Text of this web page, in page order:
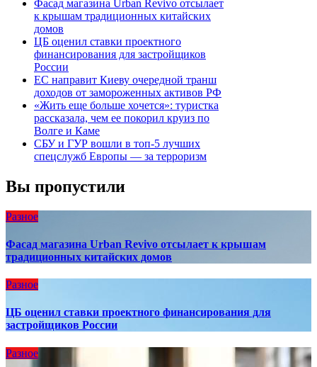
Фасад магазина Urban Revivo отсылает
к крышам традиционных китайских
домов
ЦБ оценил ставки проектного
финансирования для застройщиков
России
ЕС направит Киеву очередной транш
доходов от замороженных активов РФ
«Жить еще больше хочется»: туристка
рассказала, чем ее покорил круиз по
Волге и Каме
СБУ и ГУР вошли в топ-5 лучших
спецслужб Европы — за терроризм
Вы пропустили
Разное
Фасад магазина Urban Revivo отсылает к крышам
традиционных китайских домов
Разное
ЦБ оценил ставки проектного финансирования для
застройщиков России
Разное